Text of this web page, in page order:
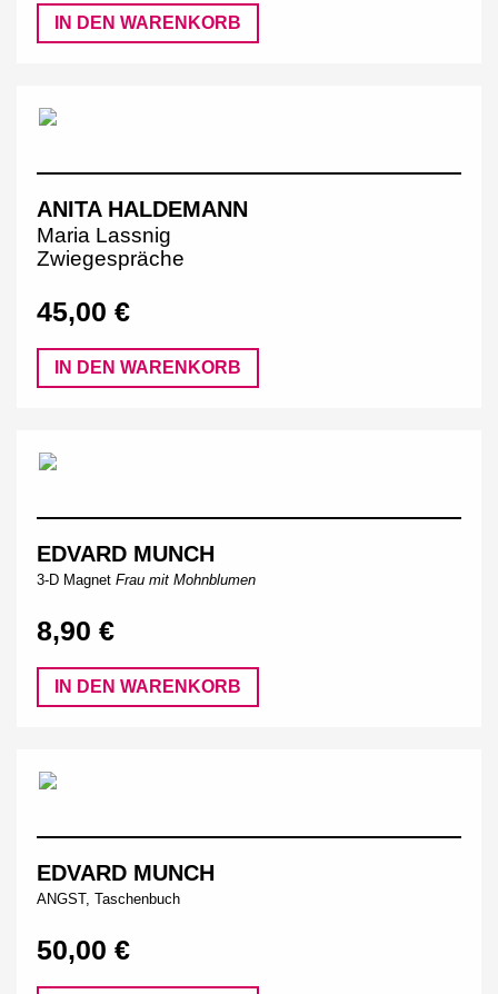
IN DEN WARENKORB
ANITA HALDEMANN
Maria Lassnig
Zwiegespräche
45,00 €
IN DEN WARENKORB
EDVARD MUNCH
3-D Magnet Frau mit Mohnblumen
8,90 €
IN DEN WARENKORB
EDVARD MUNCH
ANGST, Taschenbuch
50,00 €